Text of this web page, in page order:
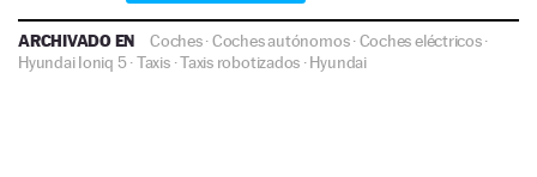
ARCHIVADO EN Coches·Coches autónomos·Coches eléctricos·
Hyundai Ioniq 5·Taxis·Taxis robotizados ·Hyundai